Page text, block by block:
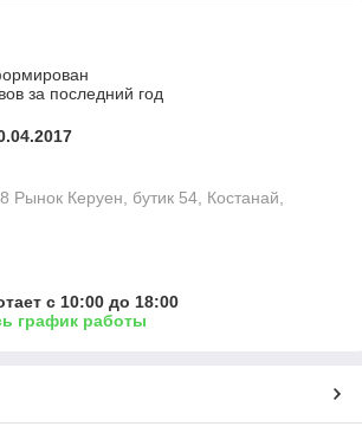
за последний год
Рынок Керуен, бутик 54, Костанай,
с 10:00 до 18:00
график работы